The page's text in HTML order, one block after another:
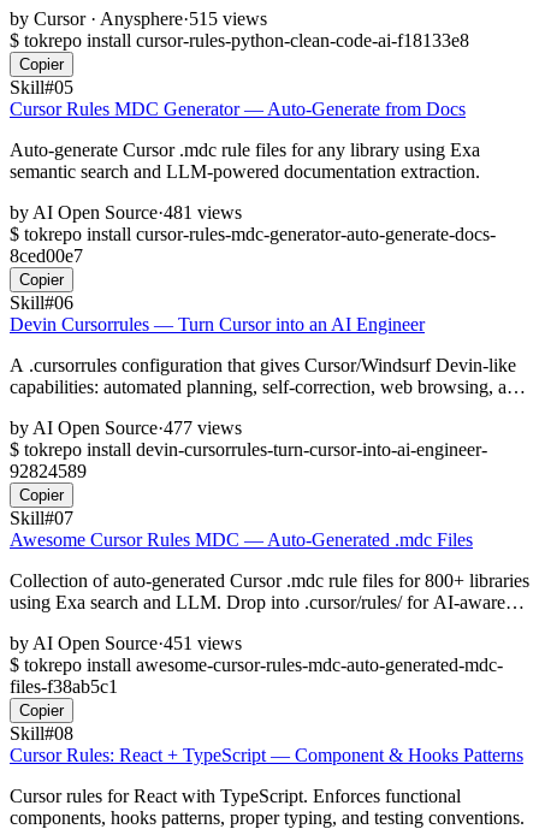
by Cursor · Anysphere·515 views
$ tokrepo install cursor-rules-python-clean-code-ai-f18133e8
Copier
Skill#05
Cursor Rules MDC Generator — Auto-Generate from Docs
Auto-generate Cursor .mdc rule files for any library using Exa
semantic search and LLM-powered documentation extraction.
by AI Open Source·481 views
$ tokrepo install cursor-rules-mdc-generator-auto-generate-docs-
8ced00e7
Copier
Skill#06
Devin Cursorrules — Turn Cursor into an AI Engineer
A .cursorrules configuration that gives Cursor/Windsurf Devin-like
capabilities: automated planning, self-correction, web browsing, and
by AI Open Source·477 views
$ tokrepo install devin-cursorrules-turn-cursor-into-ai-engineer-
92824589
Copier
Skill#07
Awesome Cursor Rules MDC — Auto-Generated .mdc Files
Collection of auto-generated Cursor .mdc rule files for 800+ libraries
using Exa search and LLM. Drop into .cursor/rules/ for AI-aware
by AI Open Source·451 views
$ tokrepo install awesome-cursor-rules-mdc-auto-generated-mdc-
files-f38ab5c1
Copier
Skill#08
Cursor Rules: React + TypeScript — Component & Hooks Patterns
Cursor rules for React with TypeScript. Enforces functional
components, hooks patterns, proper typing, and testing conventions.